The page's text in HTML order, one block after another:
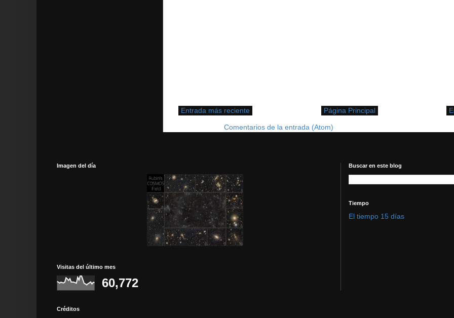
Entrada más reciente Página Principal
Comentarios de la entrada (Atom)
Imagen del día
Visitas del último mes
60,772
Buscar en este blog
Tiempo
El tiempo 15 días
Créditos